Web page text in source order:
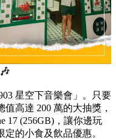
星空下音樂會」。只要
高達 200 萬的大抽獎，
17 (256GB)，讓你邊玩
的小食及飲品優惠。